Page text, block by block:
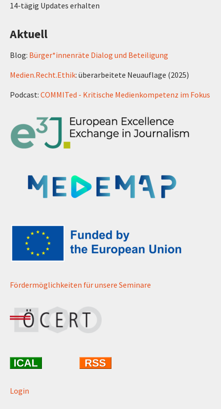
14-tägig Updates erhalten
Aktuell
Blog: Bürger*innenräte Dialog und Beteiligung
Medien.Recht.Ethik: überarbeitete Neuauflage (2025)
Podcast: COMMITed - Kritische Medienkompetenz im Fokus
Fördermöglichkeiten für unsere Seminare
Login